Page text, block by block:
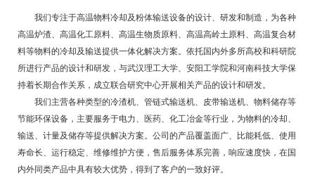
我们专注于高温物料冷却及粉体输送设备的设计、研发和制造，为各种
高温炉渣、高温化工原料、高温生物质原料、高温高岭土原料、高温复合材
料等物料的冷却及输送提供一体化解决方案。依托国内外多所高校和科研院
所进行产品的设计和研发，与武汉理工大学、安阳工学院和河南科技大学保
持着长期合作关系，成立联合研究中心开展相关产品的设计和研发。
我们主营各种类型的冷渣机、管链式输送机、皮带输送机、物料储存等
节能环保设备，主要服务于电力、医药、化工冶金等行业，为物料的冷却、
输送、计量及储存等提供解决方案。公司的产品覆盖面广、比能耗低、使用
寿命长、运行稳定、维修维护方便，售后服务体系完善，响应速度快，在国
内外同类产品中具有较大优势，得到了客户的一致好评。